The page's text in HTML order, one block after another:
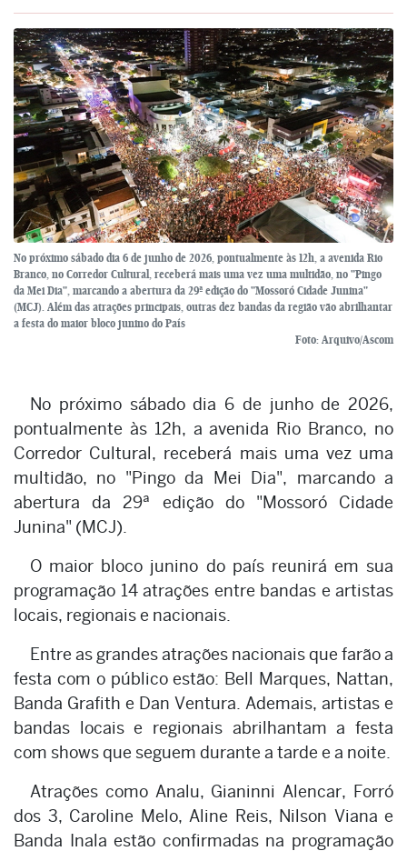
No próximo sábado dia 6 de junho de 2026, pontualmente às 12h, a avenida Rio
Branco, no Corredor Cultural, receberá mais uma vez uma multidão, no "Pingo
da Mei Dia", marcando a abertura da 29ª edição do "Mossoró Cidade Junina"
(MCJ). Além das atrações principais, outras dez bandas da região vão abrilhantar
a festa do maior bloco junino do País
Foto: Arquivo/Ascom
No próximo sábado dia 6 de junho de 2026,
pontualmente às 12h, a avenida Rio Branco, no
Corredor Cultural, receberá mais uma vez uma
multidão, no "Pingo da Mei Dia", marcando a
abertura da 29ª edição do "Mossoró Cidade
Junina" (MCJ).
O maior bloco junino do país reunirá em sua
programação 14 atrações entre bandas e artistas
locais, regionais e nacionais.
Entre as grandes atrações nacionais que farão a
festa com o público estão: Bell Marques, Nattan,
Banda Grafith e Dan Ventura. Ademais, artistas e
bandas locais e regionais abrilhantam a festa
com shows que seguem durante a tarde e a noite.
Atrações como Analu, Gianinni Alencar, Forró
dos 3, Caroline Melo, Aline Reis, Nilson Viana e
Banda Inala estão confirmadas na programação